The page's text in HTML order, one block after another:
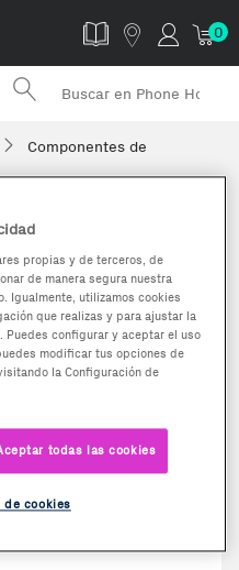
0
Componentes de
propias y de terceros, de
de manera segura nuestra
Igualmente, utilizamos cookies
que realizas y para ajustar la
configurar y aceptar el uso
modificar tus opciones de
la Configuración de
todas las cookies
de cookies